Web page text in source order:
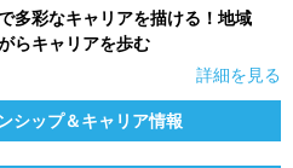
多彩なキャリアを描ける！地域
らキャリアを歩む
詳細を見る
シップ＆キャリア情報